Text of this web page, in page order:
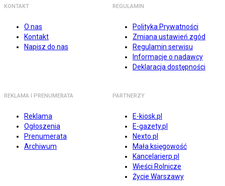
KONTAKT
O nas
Kontakt
Napisz do nas
REGULAMIN
Polityka Prywatności
Zmiana ustawień zgód
Regulamin serwisu
Informacje o nadawcy
Deklaracja dostępności
REKLAMA I PRENUMERATA
Reklama
Ogłoszenia
Prenumerata
Archiwum
PARTNERZY
E-kiosk.pl
E-gazety.pl
Nexto.pl
Mała księgowość
Kancelarierp.pl
Wieści Rolnicze
Życie Warszawy